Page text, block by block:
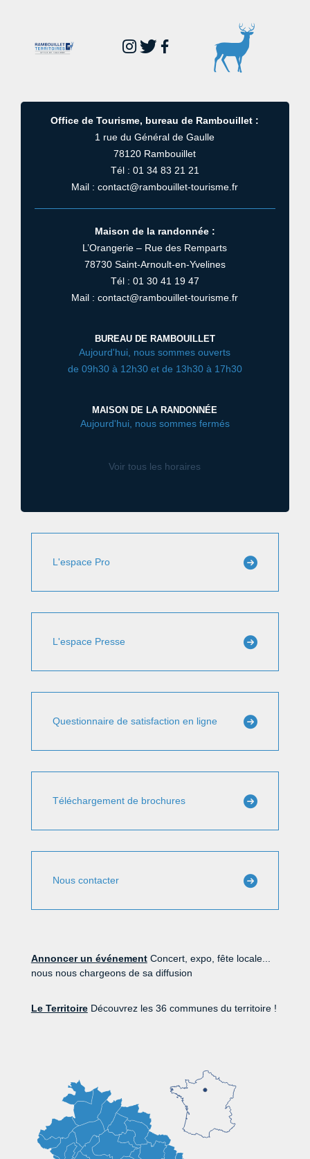
Office de Tourisme, bureau de Rambouillet :
1 rue du Général de Gaulle
78120 Rambouillet
Tél : 01 34 83 21 21
Mail : contact@rambouillet-tourisme.fr
Maison de la randonnée :
L’Orangerie – Rue des Remparts
78730 Saint-Arnoult-en-Yvelines
Tél : 01 30 41 19 47
Mail : contact@rambouillet-tourisme.fr
BUREAU DE RAMBOUILLET
Aujourd'hui, nous sommes ouverts
de 09h30 à 12h30 et de 13h30 à 17h30
MAISON DE LA RANDONNÉE
Aujourd'hui, nous sommes fermés
Voir tous les horaires
L'espace Pro
L'espace Presse
Questionnaire de satisfaction en ligne
Téléchargement de brochures
Nous contacter
Annoncer un événementConcert, expo, fête locale...
nous nous chargeons de sa diffusion
Le TerritoireDécouvrez les 36 communes du territoire !